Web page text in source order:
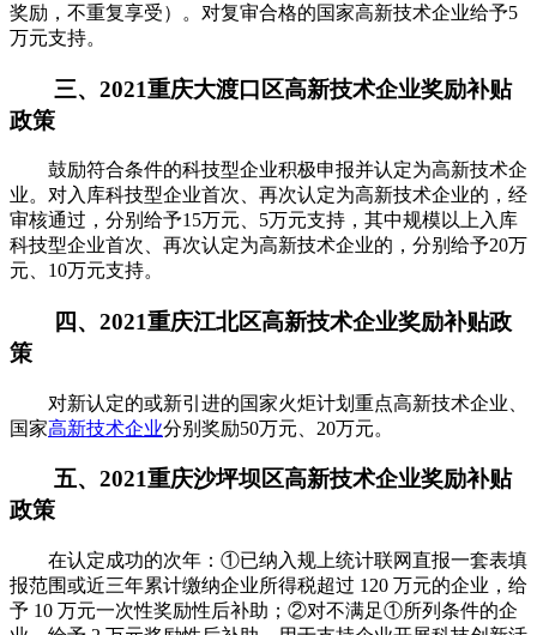
奖励，不重复享受）。对复审合格的国家高新技术企业给予5
万元支持。
三、2021重庆大渡口区高新技术企业奖励补贴
政策
鼓励符合条件的科技型企业积极申报并认定为高新技术企
业。对入库科技型企业首次、再次认定为高新技术企业的，经
审核通过，分别给予15万元、5万元支持，其中规模以上入库
科技型企业首次、再次认定为高新技术企业的，分别给予20万
元、10万元支持。
四、2021重庆江北区高新技术企业奖励补贴政
策
对新认定的或新引进的国家火炬计划重点高新技术企业、
国家高新技术企业分别奖励50万元、20万元。
五、2021重庆沙坪坝区高新技术企业奖励补贴
政策
在认定成功的次年：①已纳入规上统计联网直报一套表填
报范围或近三年累计缴纳企业所得税超过 120 万元的企业，给
予 10 万元一次性奖励性后补助；②对不满足①所列条件的企